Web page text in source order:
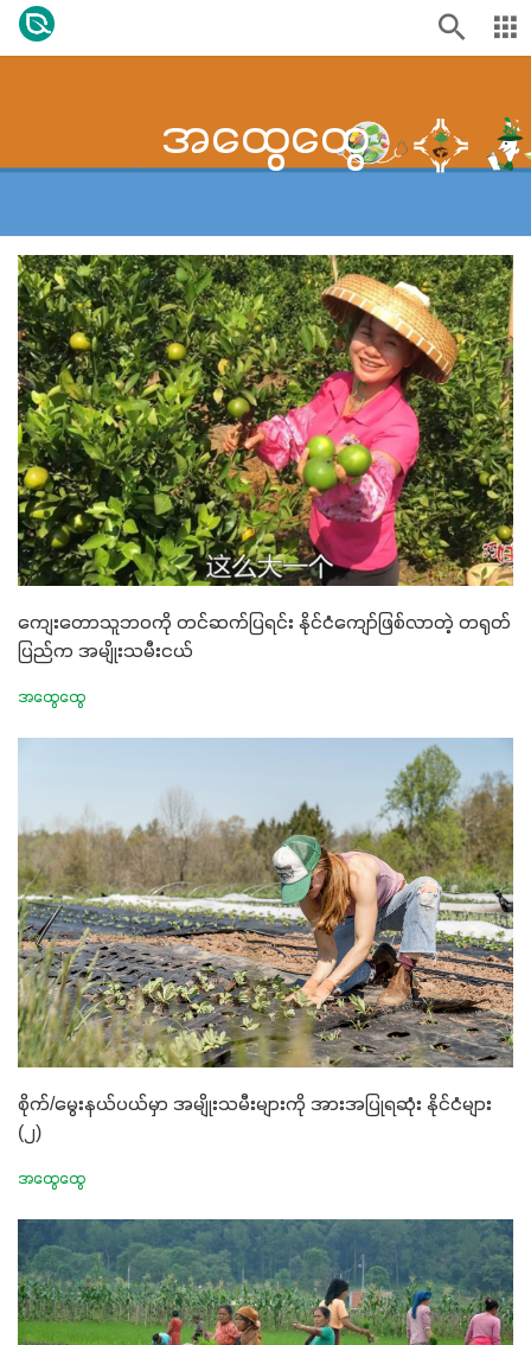
အထွေထွေ
ကျေးတောသူဘဝကို တင်ဆက်ပြရင်း နိုင်ငံကျော်ဖြစ်လာတဲ့ တရုတ်
ပြည်က အမျိုးသမီးငယ်
အထွေထွေ
စိုက်/မွေးနယ်ပယ်မှာ အမျိုးသမီးများကို အားအပြုရဆုံး နိုင်ငံများ
(၂)
အထွေထွေ